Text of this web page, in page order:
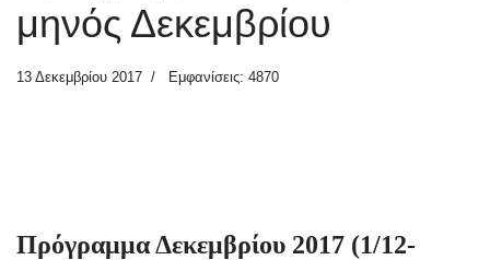
μηνός Δεκεμβρίου
13 Δεκεμβρίου 2017 Εμφανίσεις: 4870
Πρόγραμμα Δεκεμβρίου 2017 (1/12-